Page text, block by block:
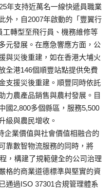
年支持近萬名一線快遞員職業
外，自2007年啟動的「豐翼行
轉型至飛行員、 機務維修等
元發展。 在應急響應方面，公
與災後重建， 如在香港大埔火
全港146個順豐站點提供免費
支援災後重建。 順豐同時依託
助力農產品銷售與農村發展。目
國2,800多個縣區，服務5,500
級與農民增收。
企業價值與社會價值相融合的
靠數智物流服務的同時， 將
， 構建了規範健全的公司治理
格的商業道德標準與堅實的資
通過ISO 37301合規管理體系